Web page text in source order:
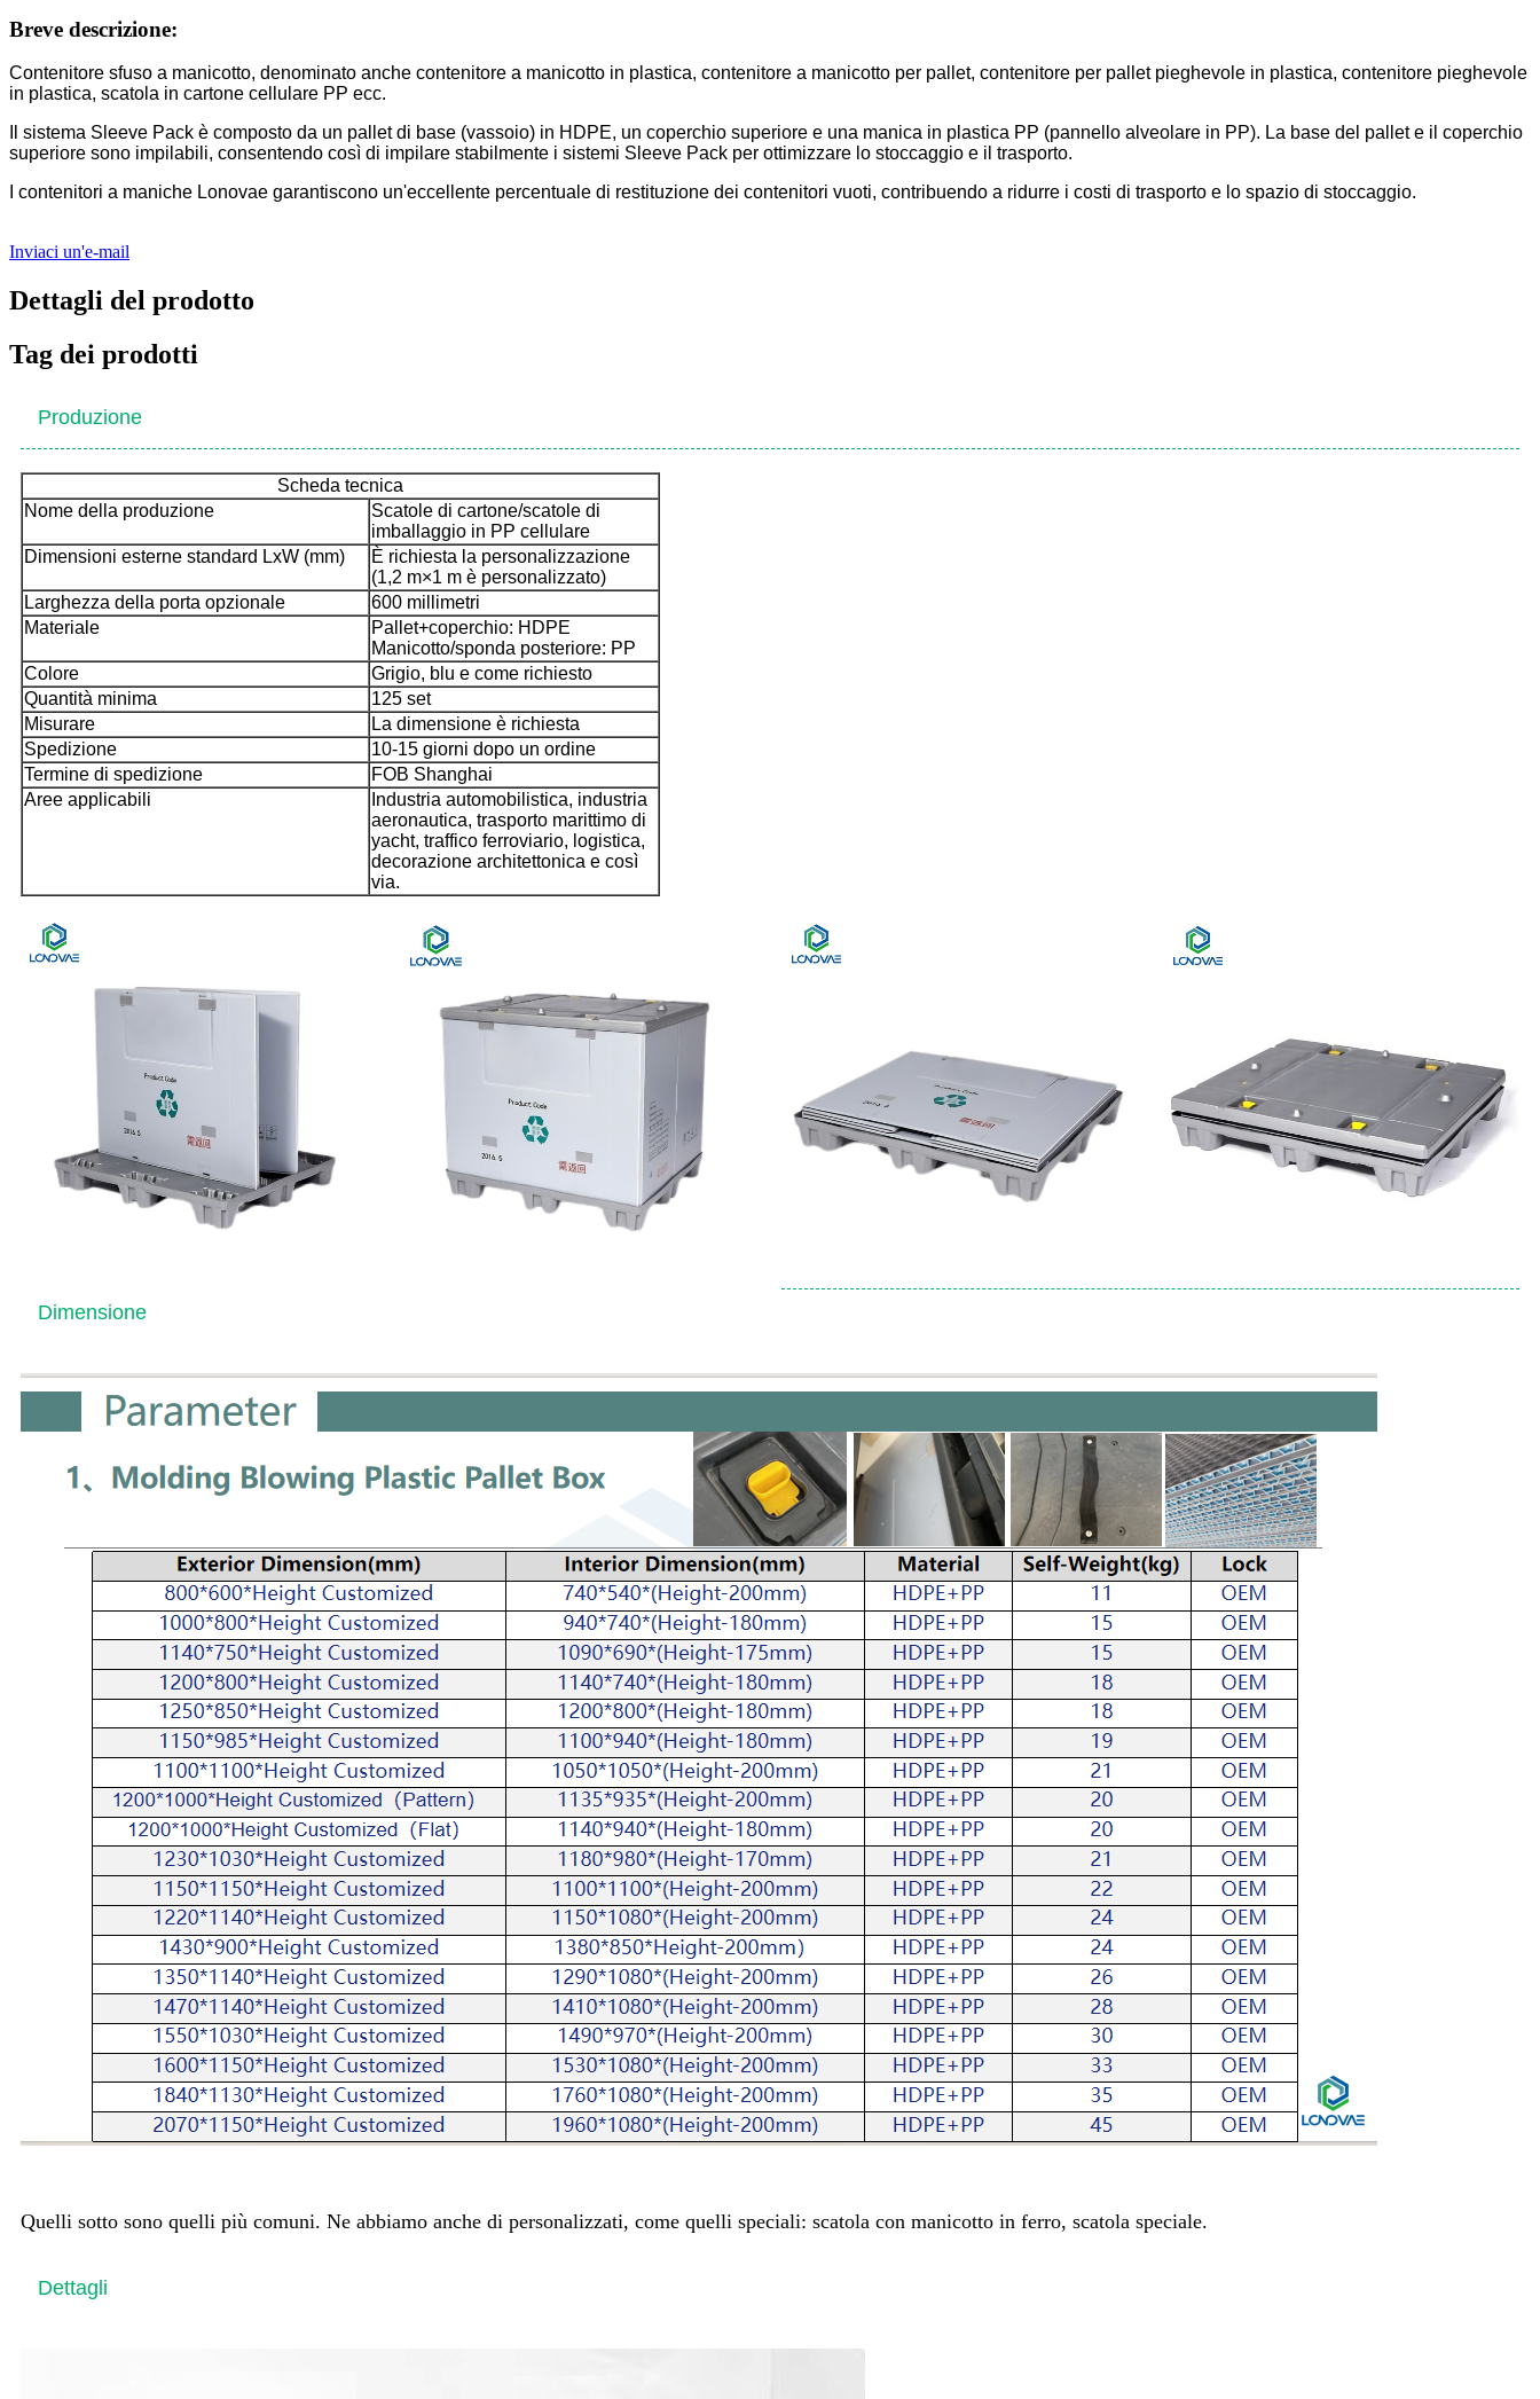
Breve descrizione:
Contenitore sfuso a manicotto, denominato anche contenitore a manicotto in plastica, contenitore a manicotto per pallet, contenitore per pallet pieghevole in plastica, contenitore pieghevole
in plastica, scatola in cartone cellulare PP ecc.
Il sistema Sleeve Pack è composto da un pallet di base (vassoio) in HDPE, un coperchio superiore e una manica in plastica PP (pannello alveolare in PP). La base del pallet e il coperchio
superiore sono impilabili, consentendo così di impilare stabilmente i sistemi Sleeve Pack per ottimizzare lo stoccaggio e il trasporto.
I contenitori a maniche Lonovae garantiscono un'eccellente percentuale di restituzione dei contenitori vuoti, contribuendo a ridurre i costi di trasporto e lo spazio di stoccaggio.
Inviaci un'e-mail
Dettagli del prodotto
Tag dei prodotti
Produzione
Scheda tecnica
Nome della produzione
Scatole di cartone/scatole di
imballaggio in PP cellulare
Dimensioni esterne standard LxW (mm)
È richiesta la personalizzazione
(1,2 m×1 m è personalizzato)
Larghezza della porta opzionale
600 millimetri
Materiale
Pallet+coperchio: HDPE
Manicotto/sponda posteriore: PP
Colore
Grigio, blu e come richiesto
Quantità minima
125 set
Misurare
La dimensione è richiesta
Spedizione
10-15 giorni dopo un ordine
Termine di spedizione
FOB Shanghai
Aree applicabili
Industria automobilistica, industria
aeronautica, trasporto marittimo di
yacht, traffico ferroviario, logistica,
decorazione architettonica e così
via.
Dimensione
Quelli sotto sono quelli più comuni. Ne abbiamo anche di personalizzati, come quelli speciali: scatola con manicotto in ferro, scatola speciale.
Dettagli